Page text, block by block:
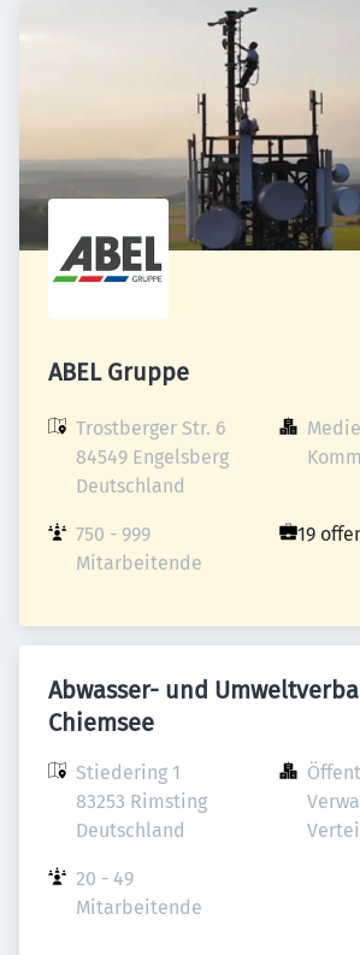
ABEL Gruppe
Trostberger Str. 6
84549 Engelsberg
Deutschland
750 - 999
Mitarbeitende
19
Abwasser- und
Chiemsee
Stiedering 1
83253 Rimsting
Deutschland
20 - 49
Mitarbeitende